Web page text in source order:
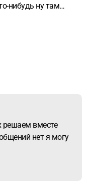
нибудь ну там
что нибуть.
на
или еще
отправить в
или еще что
на госуслугах
решаем вместе
нет я могу